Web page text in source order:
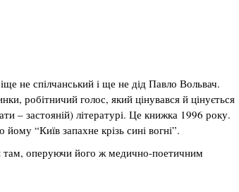
не спілчанський і ще не дід Павло Вольвач.
робітничий голос, який цінувався й цінується
– застояній) літературі. Це книжка 1996 року.
“Київ запахне крізь сині вогні”.
там, оперуючи його ж медично-поетичним